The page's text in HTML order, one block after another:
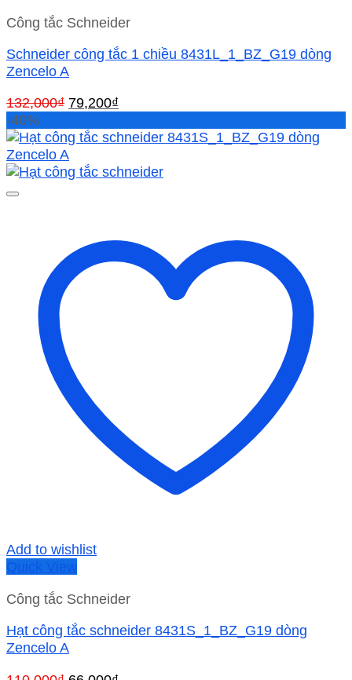
Công tắc Schneider
Schneider công tắc 1 chiều 8431L_1_BZ_G19 dòng
Zencelo A
132,000₫ Giá
là:
132,000₫.
79,200₫
tại
79,200₫.
-40%
Add to wishlist
Quick View
Công tắc Schneider
Hạt công tắc schneider 8431S_1_BZ_G19 dòng
Zencelo A